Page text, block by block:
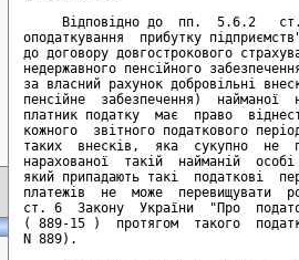
Відповідно до  пп.  5.6.2
оподаткування  прибутку
до договору довгострокового
недержавного пенсійного
за власний рахунок добровільні
пенсійне  забезпечення)
платник податку  має  право
кожного  звітного податкового
таких  внесків,  яка  сукупно  не
нарахованої  такій  найманій
який припадають такі  податкові
платежів  не  може  перевищувати
ст. 6  Закону  України  "Про
( 889-15 )  протягом  такого
N 889).